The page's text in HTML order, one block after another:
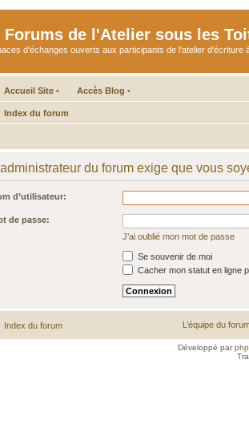
Forums de l'Atelier sous les
d'échanges ouverts aux participants de l'atelier d'écriture
Accueil Site • Accès Blog •
Index du forum
du forum exige que vous
d’utilisateur:
de passe:
J’ai oublié mon mot de passe
Se souvenir de moi
Cacher mon statut en ligne
Index du forum L’équipe du
Développé par